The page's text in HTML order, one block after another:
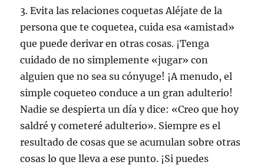
3. Evita las relaciones coquetas Aléjate de la
persona que te coquetea, cuida esa «amistad»
que puede derivar en otras cosas. ¡Tenga
cuidado de no simplemente «jugar» con
alguien que no sea su cónyuge! ¡A menudo, el
simple coqueteo conduce a un gran adulterio!
Nadie se despierta un día y dice: «Creo que hoy
saldré y cometeré adulterio». Siempre es el
resultado de cosas que se acumulan sobre otras
cosas lo que lleva a ese punto. ¡Si puedes